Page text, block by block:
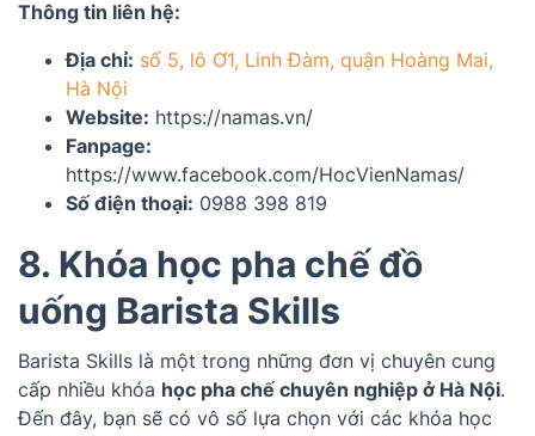
Thông tin liên hệ:
Địa chỉ: số 5, lô Ơ1, Linh Đàm, quận Hoàng Mai,
Hà Nội
Website: https://namas.vn/
Fanpage:
https://www.facebook.com/HocVienNamas/
Số điện thoại: 0988 398 819
8. Khóa học pha chế đồ
uống Barista Skills
Barista Skills là một trong những đơn vị chuyên cung
cấp nhiều khóa học pha chế chuyên nghiệp ở Hà Nội.
Đến đây, bạn sẽ có vô số lựa chọn với các khóa học